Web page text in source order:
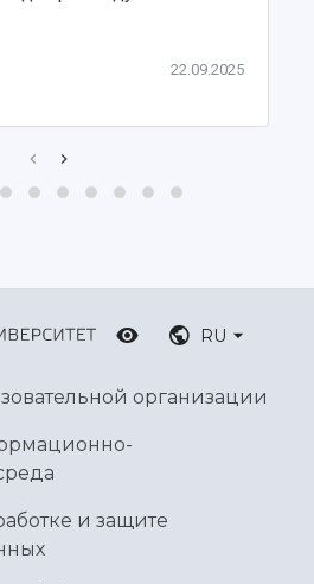
кампус
организации
22.09.2025
RU
организации
и защите